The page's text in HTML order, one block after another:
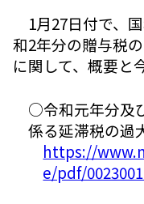
1月27日付で、
和2年分の贈与税
に関して、概要と
○令和元年分及
係る延滞税の過
https://
e/pdf/